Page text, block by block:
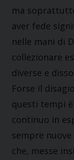
ma
aver fede
nelle mani di
collezionare
diverse e
Forse il
questi tempi
continuo in
sempre
che, messe